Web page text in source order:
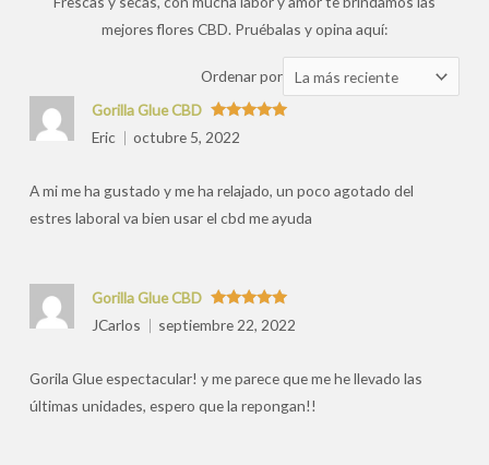
mejores flores CBD. Pruébalas y opina aquí:
Ordenar por Ordenar
las
Valorado
con
Gorilla Glue CBD
Eric
octubre 5, 2022
A mi me ha gustado y me ha relajado, un poco agotado del
estres laboral va bien usar el cbd me ayuda
Valorado
con5de 5
Gorilla Glue CBD
JCarlos
septiembre 22, 2022
Gorila Glue espectacular! y me parece que me he llevado las
últimas unidades, espero que la repongan!!